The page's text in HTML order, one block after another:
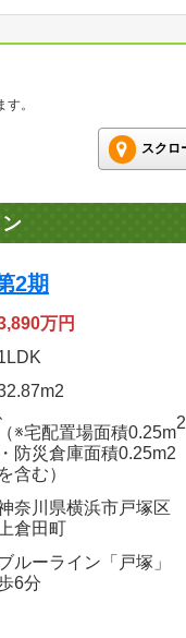
。
スクロ
2期
万円
2
（※宅配置場面積0.25m
2
・防災倉庫面積0.25m2
を含む）
奈川県横浜市戸塚区
上倉田町
ルーライン「戸塚」
6分